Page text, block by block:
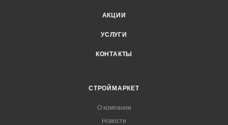
АКЦИИ
УСЛУГИ
КОНТАКТЫ
СТРОЙМАРКЕТ
О компании
Новости